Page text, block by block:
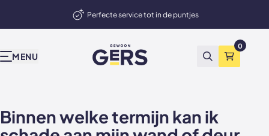
Perfecte service tot in de puntjes
Deuren, wanden en akoestische panelen
MENU
GewoonGers
Zoeken
0
Onze producten
Deuren in bestaand kozijn
Inspiratie & advies
Blog
Bekend van tv
Kopen Zonder Kijken
Wij zijn Gers
Bestelproces
Contact
WhatsApp
Showrooms
Showroom Amsterdam
Binnen welke termijn kan ik